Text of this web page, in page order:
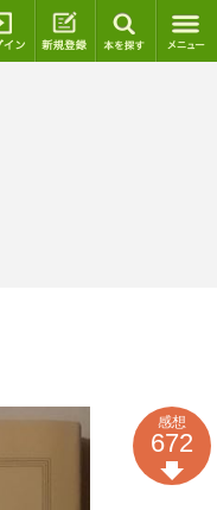
ログイン 新規登録
感想
672